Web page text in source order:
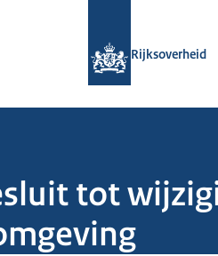
Rijksoverheid
tot